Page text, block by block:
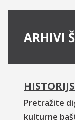
ARHIVI
Pretražite
kulturne